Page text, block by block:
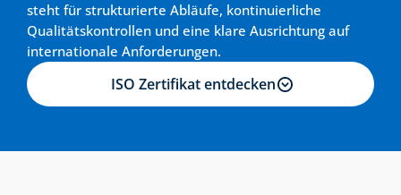
steht für strukturierte Abläufe, kontinuierliche
Qualitätskontrollen und eine klare Ausrichtung auf
internationale Anforderungen.
ISO Zertifikat entdecken